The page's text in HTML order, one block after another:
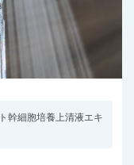
幹細胞培養上清液エキ